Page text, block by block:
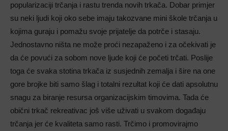
popularizaciji trčanja i rastu trenda novih trkača. Dobar primjer
su neki ljudi koji oko sebe imaju takozvane mini škole trčanja u
kojima guraju i pomažu svoje prijatelje da potrče i stasaju.
Jednostavno ništa ne može proći nezapaženo i za očekivati je
da će povući za sobom nove ljude koji će početi trčati. Poslije
toga će svaka stotina trkača iz susjednih zemalja i šire na one
gore brojke biti samo šlag i totalni rezultat koji će dati apsolutnu
snagu za biranje resursa organizacijskim timovima. Tada će
obični trkač rekreativac još više uživati u svakom događaju
trčanja jer će kvaliteta samo rasti. Trčimo i promovirajmo